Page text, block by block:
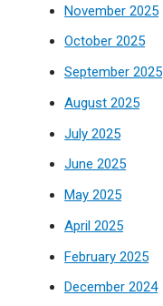
November 2025
October 2025
September 2025
August 2025
July 2025
June 2025
May 2025
April 2025
February 2025
December 2024